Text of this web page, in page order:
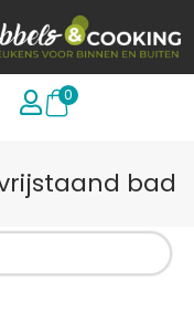
0
bad